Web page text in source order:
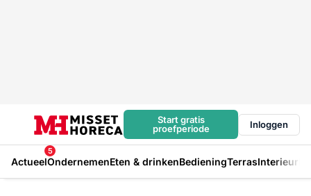
Start gratis
proefperiode
Inloggen
Actueel
5
OndernemenEten & drinkenBedieningTerrasInterieur